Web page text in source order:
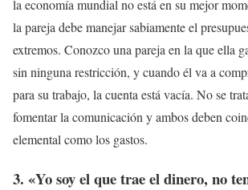
la economía mundial no está en su mejor
la pareja debe manejar sabiamente el
extremos. Conozco una pareja en la que ella
sin ninguna restricción, y cuando él va a
para su trabajo, la cuenta está vacía. No se
fomentar la comunicación y ambos deben
elemental como los gastos.
3. «Yo soy el que trae el dinero, no